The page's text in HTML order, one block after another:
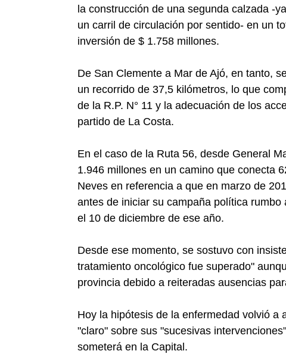
la construcción de una segunda calzada -
un carril de circulación por sentido- en un
inversión de $ 1.758 millones.
De San Clemente a Mar de Ajó, en tanto,
un recorrido de 37,5 kilómetros, lo que
de la R.P. N° 11 y la adecuación de los
partido de La Costa.
En el caso de la Ruta 56, desde General
1.946 millones en un camino que conecta
Neves en referencia a que en marzo de
antes de iniciar su campaña política
el 10 de diciembre de ese año.
Desde ese momento, se sostuvo con
tratamiento oncológico fue superado"
provincia debido a reiteradas ausencias
Hoy la hipótesis de la enfermedad volvió a
"claro" sobre sus "sucesivas
someterá en la Capital.